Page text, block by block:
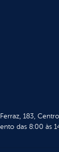
183,
das 8:00 às